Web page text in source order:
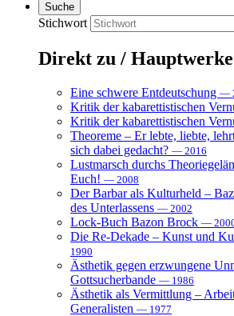
Suche
Stichwort
Direkt zu / Hauptwerke
Eine schwere Entdeutschung —
Kritik der kabarettistischen
Kritik der kabarettistischen
Theoreme – Er lebte, liebte,
sich dabei gedacht? — 2016
Lustmarsch durchs
Euch! — 2008
Der Barbar als Kulturheld –
des Unterlassens — 2002
Lock-Buch Bazon Brock —
Die Re-Dekade – Kunst und
1990
Ästhetik gegen erzwungene
Gottsucherbande — 1986
Ästhetik als Vermittlung –
Generalisten — 1977